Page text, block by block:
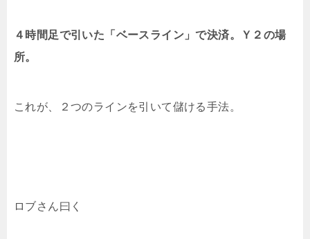
４時間足で引いた「ベースライン」で決済。Ｙ２の場
所。
これが、２つのラインを引いて儲ける手法。
ロブさん曰く